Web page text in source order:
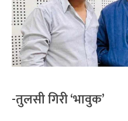
-तुलसी गिरी ‘भावुक’